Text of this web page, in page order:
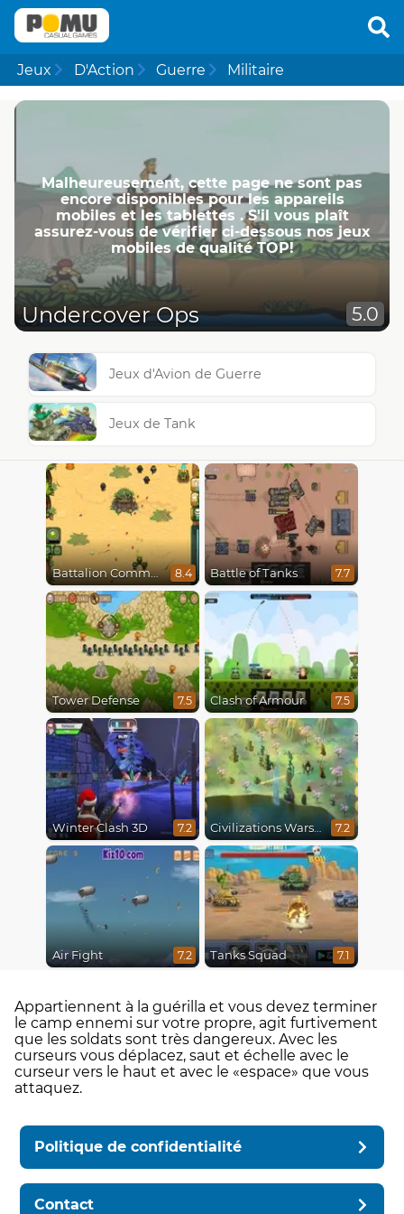
Jeux D'Action Guerre Militaire
Malheureusement, cette page ne ​​sont pas
encore disponibles pour les appareils
mobiles et les tablettes . S'il vous plaît
assurez-vous de vérifier ci-dessous nos jeux
mobiles de qualité TOP!
Undercover Ops 5.0
Jeux d'Avion de Guerre
Jeux de Tank
Battalion Commander 8.4 Battle of Tanks 7.7
Tower Defense 7.5 Clash of Armour 7.5
Winter Clash 3D 7.2 Civilizations Wars Master Edition 7.2
Air Fight 7.2 Tanks Squad 7.1
Appartiennent à la guérilla et vous devez terminer
le camp ennemi sur votre propre, agit furtivement
que les soldats sont très dangereux. Avec les
curseurs vous déplacez, saut et échelle avec le
curseur vers le haut et avec le «espace» que vous
attaquez.
Politique de confidentialité
Contact